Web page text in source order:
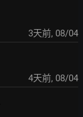
3天前, 08/04
4天前, 08/04